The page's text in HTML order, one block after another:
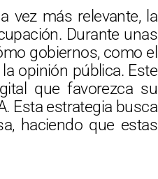
vez más relevante, la
Durante unas
gobiernos, como el
opinión pública. Este
que favorezca su
Esta estrategia busca
haciendo que estas